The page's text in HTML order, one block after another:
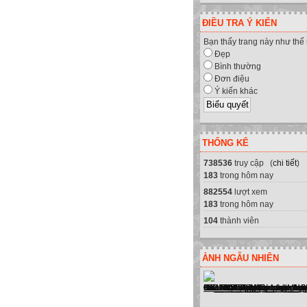
ĐIỀU TRA Ý KIẾN
Bạn thấy trang này như thế
Đẹp
Bình thường
Đơn điệu
Ý kiến khác
THỐNG KÊ
738536 truy cập (chi tiết)
183 trong hôm nay
882554 lượt xem
183 trong hôm nay
104 thành viên
ẢNH NGẪU NHIÊN